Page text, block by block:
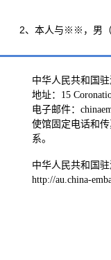
2、本人与※※，男（
中华人民共和国
地址：15
电子邮件：
使馆固定电话和
系。
中华人民共和国
http://au.china-